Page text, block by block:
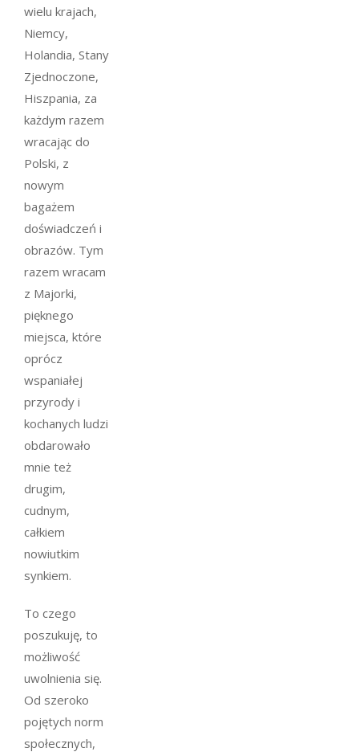
wielu krajach,
Niemcy,
Holandia, Stany
Zjednoczone,
Hiszpania, za
każdym razem
wracając do
Polski, z
nowym
bagażem
doświadczeń i
obrazów. Tym
razem wracam
z Majorki,
pięknego
miejsca, które
oprócz
wspaniałej
przyrody i
kochanych ludzi
obdarowało
mnie też
drugim,
cudnym,
całkiem
nowiutkim
synkiem.
To czego
poszukuję, to
możliwość
uwolnienia się.
Od szeroko
pojętych norm
społecznych,